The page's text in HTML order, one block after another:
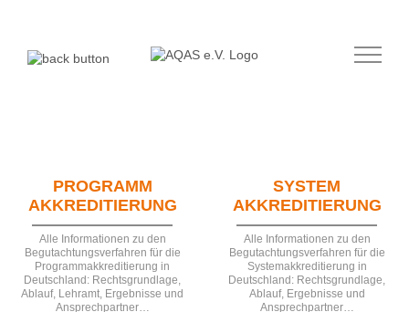
PROGRAMM
AKKREDITIERUNG
Alle Informationen zu den
Begutachtungsverfahren für die
Programmakkreditierung in
Deutschland: Rechtsgrundlage,
Ablauf, Lehramt, Ergebnisse und
Ansprechpartner…
SYSTEM
AKKREDITIERUNG
Alle Informationen zu den
Begutachtungsverfahren für die
Systemakkreditierung in
Deutschland: Rechtsgrundlage,
Ablauf, Ergebnisse und
Ansprechpartner…